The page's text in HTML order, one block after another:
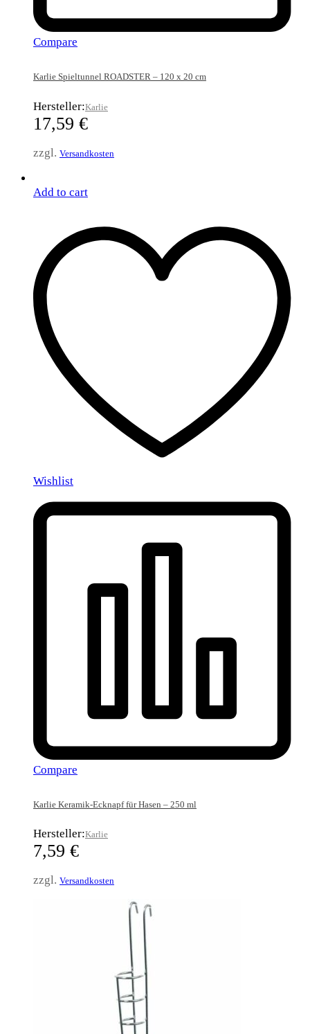
Compare
Karlie Spieltunnel ROADSTER – 120 x 20 cm
Hersteller:Karlie
17,59 €
zzgl. Versandkosten
Add to cart
Wishlist
Compare
Karlie Keramik-Ecknapf für Hasen – 250 ml
Hersteller:Karlie
7,59 €
zzgl. Versandkosten